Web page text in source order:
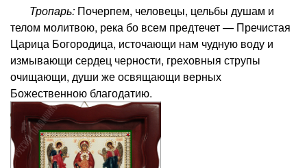
Тропарь: Почерпем, человецы, цельбы душам и
телом молитвою, река бо всем предтечет — Пречистая
Царица Богородица, источающи нам чудную воду и
измывающи сердец черности, греховныя струпы
очищающи, души же освящающи верных
Божественною благодатию.